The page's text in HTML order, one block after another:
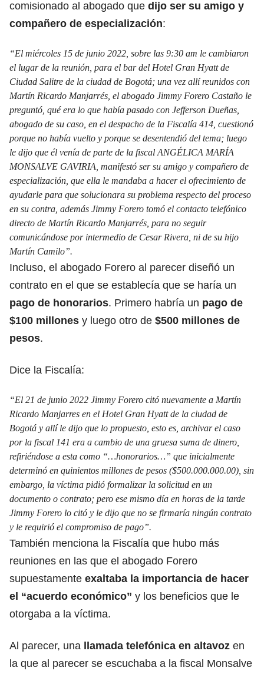
comisionado al abogado que dijo ser su amigo y
compañero de especialización:
“El miércoles 15 de junio 2022, sobre las 9:30 am le cambiaron
el lugar de la reunión, para el bar del Hotel Gran Hyatt de
Ciudad Salitre de la ciudad de Bogotá; una vez allí reunidos con
Martín Ricardo Manjarrés, el abogado Jimmy Forero Castaño le
preguntó, qué era lo que había pasado con Jefferson Dueñas,
abogado de su caso, en el despacho de la Fiscalía 414, cuestionó
porque no había vuelto y porque se desentendió del tema; luego
le dijo que él venía de parte de la fiscal ANGÉLICA MARÍA
MONSALVE GAVIRIA, manifestó ser su amigo y compañero de
especialización, que ella le mandaba a hacer el ofrecimiento de
ayudarle para que solucionara su problema respecto del proceso
en su contra, además Jimmy Forero tomó el contacto telefónico
directo de Martín Ricardo Manjarrés, para no seguir
comunicándose por intermedio de Cesar Rivera, ni de su hijo
Martín Camilo”.
Incluso, el abogado Forero al parecer diseñó un
contrato en el que se establecía que se haría un
pago de honorarios. Primero habría un pago de
$100 millones y luego otro de $500 millones de
pesos.
Dice la Fiscalía:
“El 21 de junio 2022 Jimmy Forero citó nuevamente a Martín
Ricardo Manjarres en el Hotel Gran Hyatt de la ciudad de
Bogotá y allí le dijo que lo propuesto, esto es, archivar el caso
por la fiscal 141 era a cambio de una gruesa suma de dinero,
refiriéndose a esta como “…honorarios…” que inicialmente
determinó en quinientos millones de pesos ($500.000.000.00), sin
embargo, la víctima pidió formalizar la solicitud en un
documento o contrato; pero ese mismo día en horas de la tarde
Jimmy Forero lo citó y le dijo que no se firmaría ningún contrato
y le requirió el compromiso de pago”.
También menciona la Fiscalía que hubo más
reuniones en las que el abogado Forero
supuestamente exaltaba la importancia de hacer
el “acuerdo económico” y los beneficios que le
otorgaba a la víctima.
Al parecer, una llamada telefónica en altavoz en
la que al parecer se escuchaba a la fiscal Monsalve